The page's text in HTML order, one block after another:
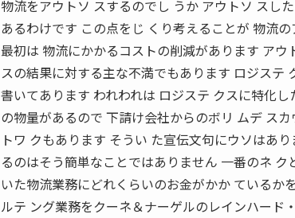
物流をアウトソ スするのでし うか アウトソ スし
あるわけです この点をじ くり考えることが 物流
最初は 物流にかかるコストの削減があります ア
スの結果に対する主な不満でもあります ロジステ
書いてあります われわれは ロジステ クスに特化
の物量があるので 下請け会社からのボリ ムデ ス
トワ クもあります そうい た宣伝文句にウソはあ
るのはそう簡単なことではありません 一番のネ
いた物流業務にどれくらいのお金がかか ているか
ルテ ング業務をクーネ＆ナーゲルのレインハー